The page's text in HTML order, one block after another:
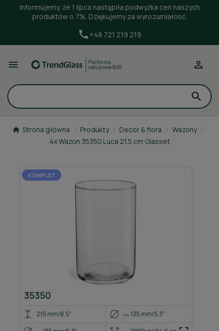
Informujemy, że 1 lipca nastąpiła podwyżka cen naszych
produktów o 7%. Dziękujemy za wyrozumiałosć.
+48 721 219 219


Strona główna Produkty Decor & flora
Wazony
4x Wazon 35350 Luca 21.5 cm Glasset
KOMPLET